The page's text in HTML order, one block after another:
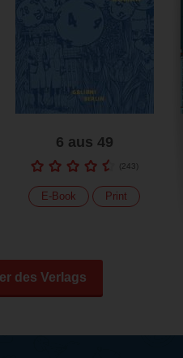
6 aus 49
(243
E-Book Print
des Verlags